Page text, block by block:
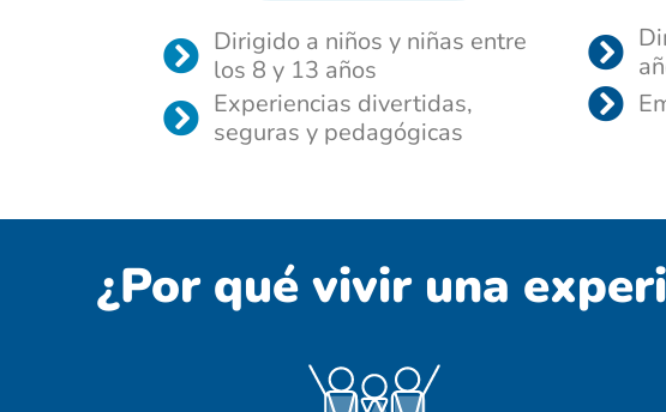
Dirigido a niños y niñas entre
los 8 y 13 años
Experiencias divertidas,
seguras y pedagógicas
¿Por qué vivir una